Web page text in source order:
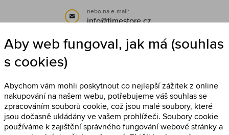
nebo na e-mail:
info@timestore.cz
Sledujte nás
Aby web fungoval, jak má (souhlas
s cookies)
Abychom vám mohli poskytnout co nejlepší zážitek z online
nakupování na našem webu, potřebujeme váš souhlas se
zpracováním souborů cookie, což jsou malé soubory, které
jsou dočasně ukládány ve vašem prohlížeči. Soubory cookie
používáme k zajištění správného fungování webové stránky a